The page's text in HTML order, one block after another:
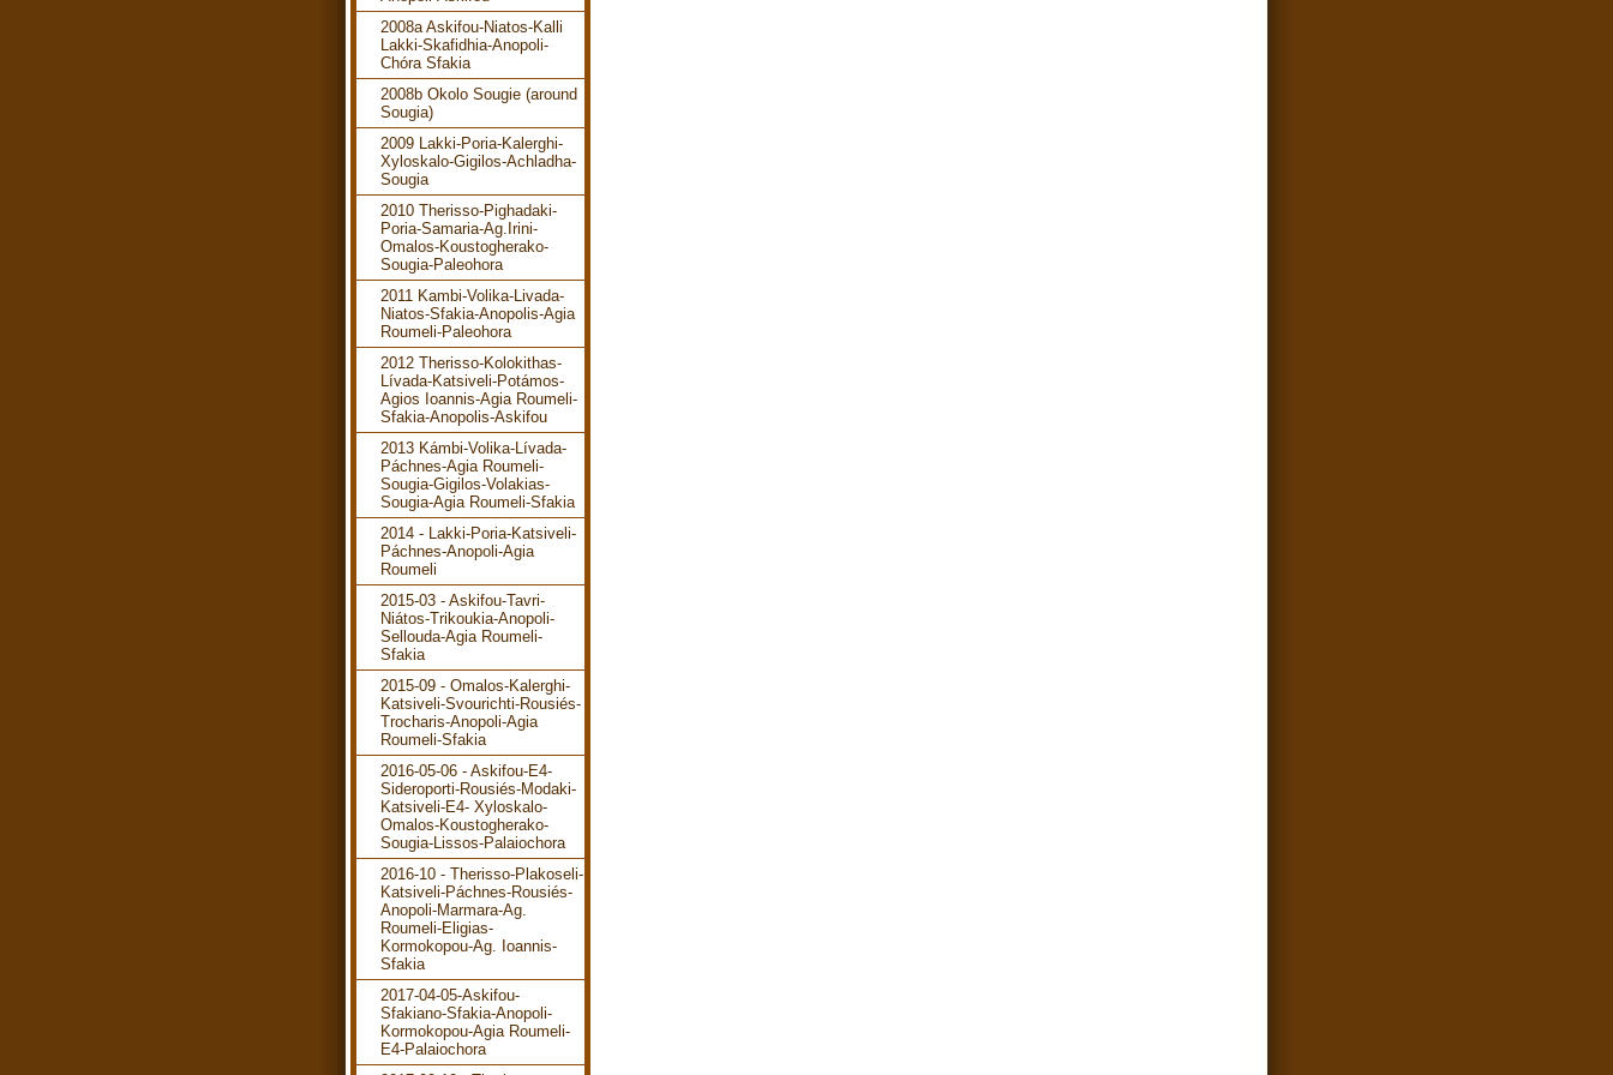
2008a Askifou-Niatos-Kalli
Lakki-Skafidhia-Anopoli-
Chóra Sfakia
2008b Okolo Sougie (around
Sougia)
2009 Lakki-Poria-Kalerghi-
Xyloskalo-Gigilos-Achladha-
Sougia
2010 Therisso-Pighadaki-
Poria-Samaria-Ag.Irini-
Omalos-Koustogherako-
Sougia-Paleohora
2011 Kambi-Volika-Livada-
Niatos-Sfakia-Anopolis-Agia
Roumeli-Paleohora
2012 Therisso-Kolokithas-
Lívada-Katsiveli-Potámos-
Agios Ioannis-Agia Roumeli-
Sfakia-Anopolis-Askifou
2013 Kámbi-Volika-Lívada-
Páchnes-Agia Roumeli-
Sougia-Gigilos-Volakias-
Sougia-Agia Roumeli-Sfakia
2014 - Lakki-Poria-Katsiveli-
Páchnes-Anopoli-Agia
Roumeli
2015-03 - Askifou-Tavri-
Niátos-Trikoukia-Anopoli-
Sellouda-Agia Roumeli-
Sfakia
2015-09 - Omalos-Kalerghi-
Katsiveli-Svourichti-Rousiés-
Trocharis-Anopoli-Agia
Roumeli-Sfakia
2016-05-06 - Askifou-E4-
Sideroporti-Rousiés-Modaki-
Katsiveli-E4- Xyloskalo-
Omalos-Koustogherako-
Sougia-Lissos-Palaiochora
2016-10 - Therisso-Plakoseli-
Katsiveli-Páchnes-Rousiés-
Anopoli-Marmara-Ag.
Roumeli-Eligias-
Kormokopou-Ag. Ioannis-
Sfakia
2017-04-05-Askifou-
Sfakiano-Sfakia-Anopoli-
Kormokopou-Agia Roumeli-
E4-Palaiochora